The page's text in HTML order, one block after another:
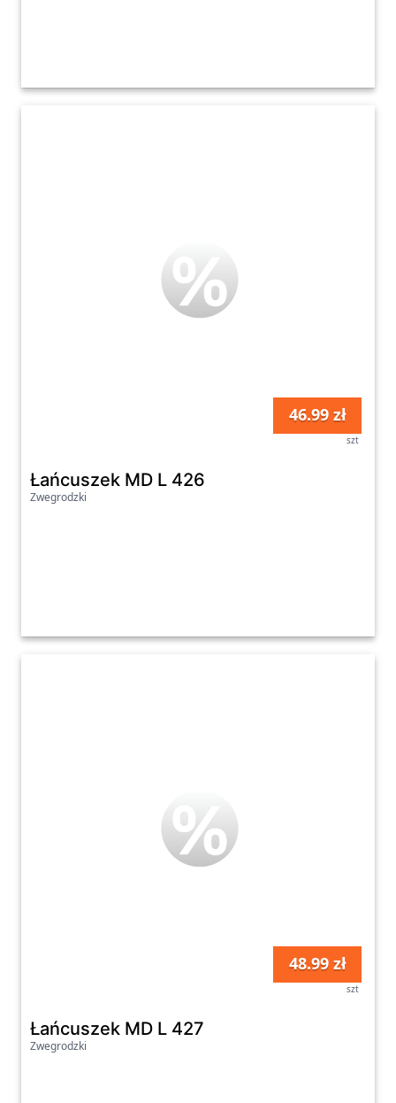
46.99 zł
szt
Łańcuszek MD L 426
Zwegrodzki
48.99 zł
szt
Łańcuszek MD L 427
Zwegrodzki